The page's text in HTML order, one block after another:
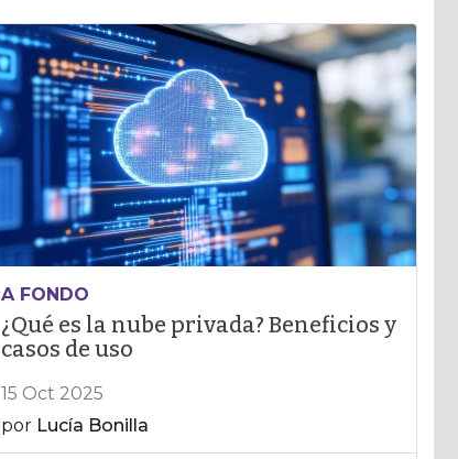
A FONDO
¿Qué es la nube privada? Beneficios y
casos de uso
15 Oct 2025
por Lucía Bonilla